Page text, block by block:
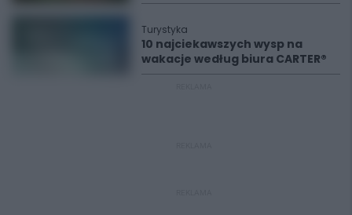
Turystyka
10 najciekawszych wysp na
wakacje według biura CARTER®